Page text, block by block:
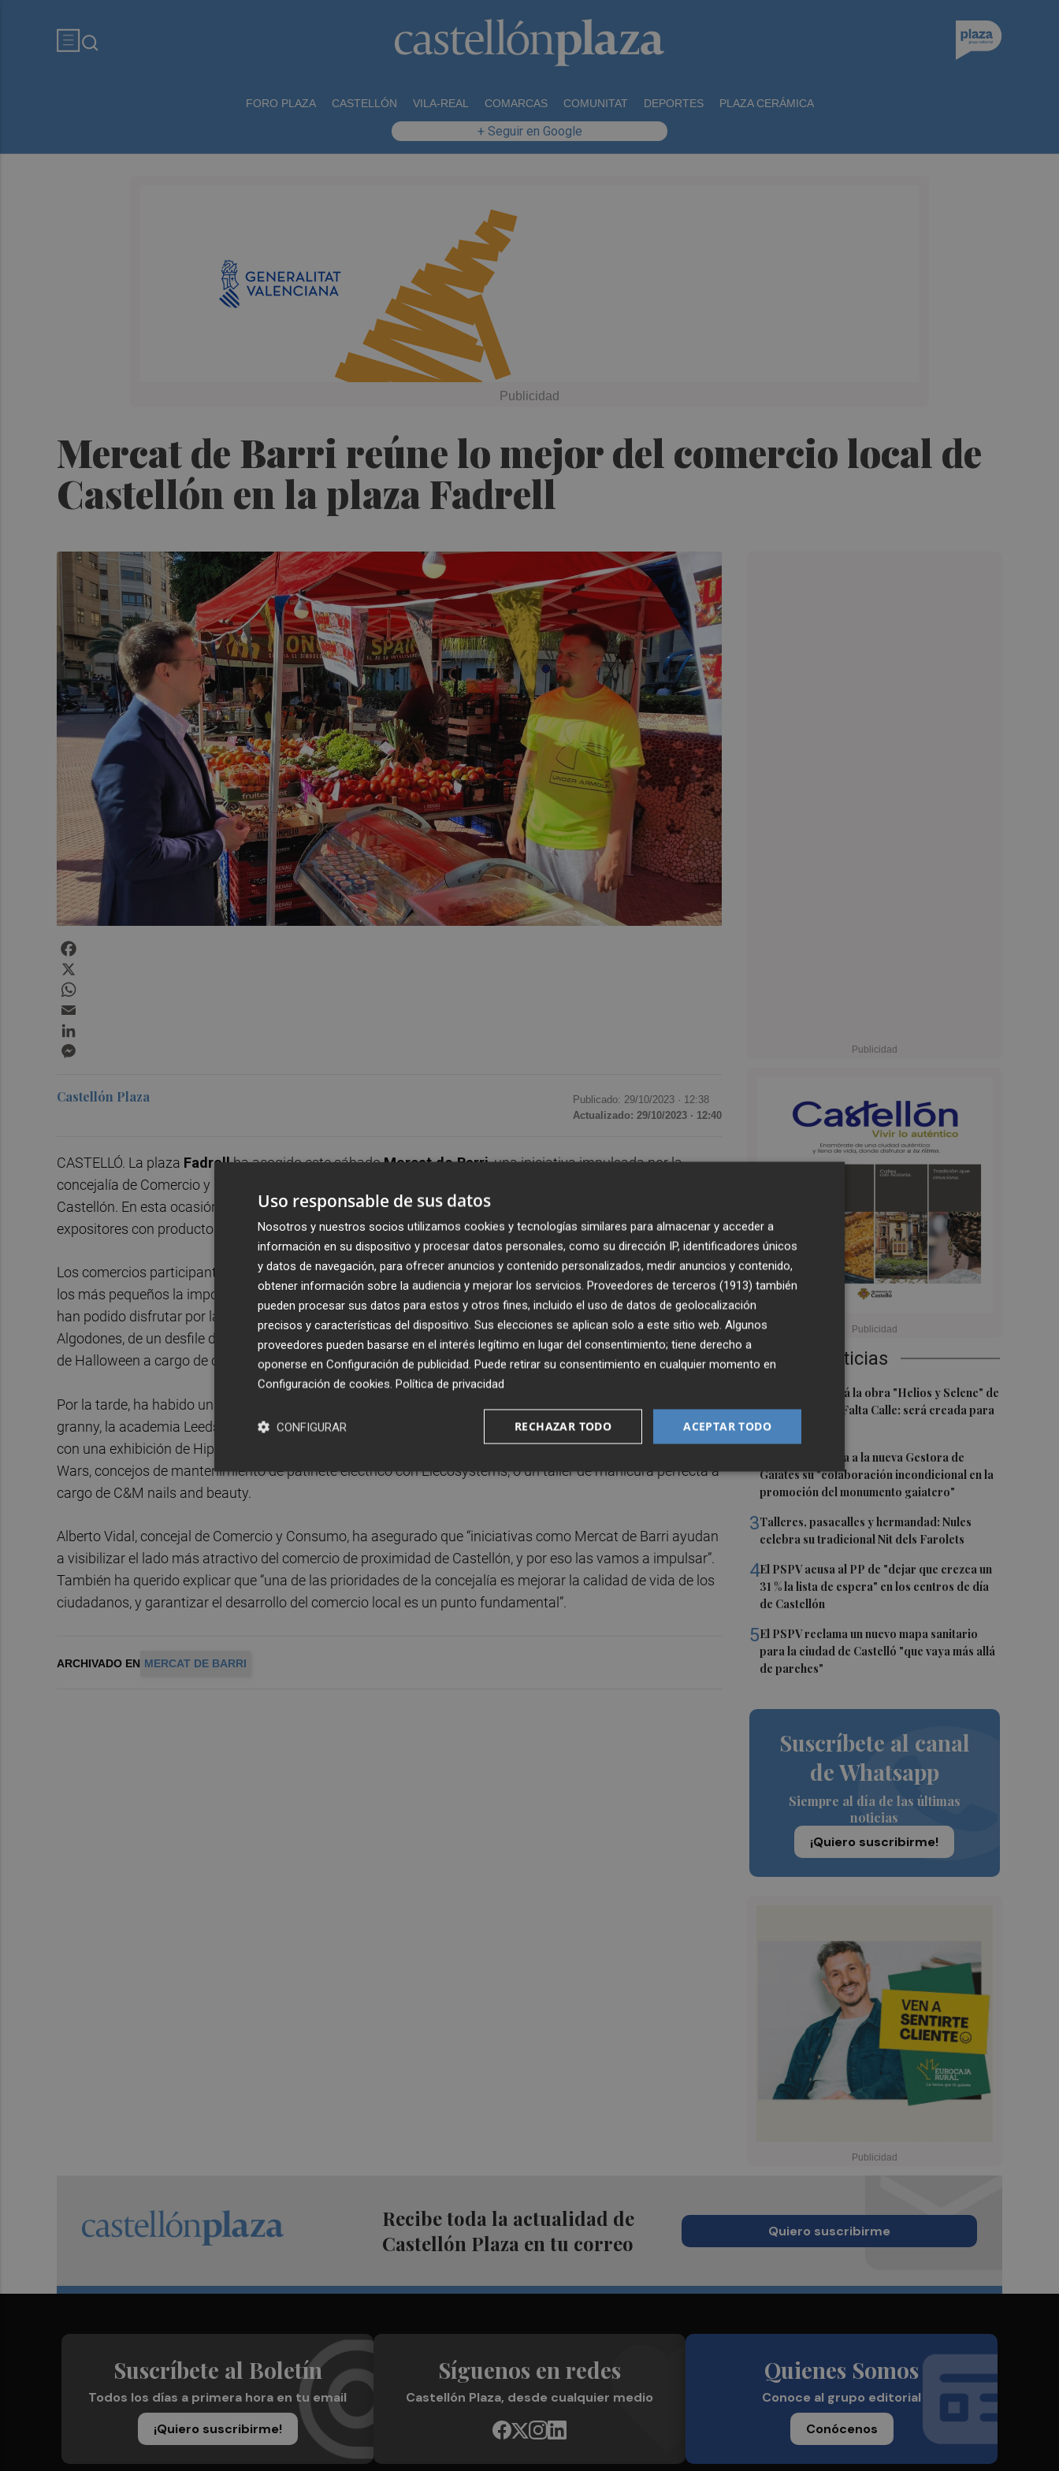
FORO PLAZA CASTELLÓN VILA-REAL COMARCAS COMUNITAT DEPORTES PLAZA CERÁMICA
+ Seguir en Google
Mercat de Barri reúne lo mejor del comercio local de
Castellón en la plaza Fadrell
Últimas Noticias
Castelló acogerá la obra "Helios y Selene" de
la compañía Te Falta Calle: será creada para
el eclipse
Castelló traslada a la nueva Gestora de
Gaiates su "colaboración incondicional en la
promoción del monumento gaiatero"
3Talleres, pasacalles y hermandad: Nules
celebra su tradicional Nit dels Farolets
4El PSPV acusa al PP de "dejar que crezca un
31 % la lista de espera" en los centros de día
de Castellón
5El PSPV reclama un nuevo mapa sanitario
para la ciudad de Castelló "que vaya más allá
de parches"
Suscríbete al canal
de Whatsapp
Siempre al día de las últimas
noticias
¡Quiero suscribirme!
Castellón Plaza Publicado: 29/10/2023 · 12:38
Actualizado: 29/10/2023 · 12:40
CASTELLÓ. La plaza Fadrellha acogido este sábadoMercat de Barri, una iniciativa impulsada por la
concejalía de Comercio y Consumo para promocionar el comercio local en los diferentes distritos de
Castellón. En esta ocasión, se han expuesto entre las 11:00 y las 19:00 de forma ininterrumpida 20
expositores con productos de tiendas de la ciudad.
Los comercios participantes también han llevado a cabo diferentes talleres infantiles con el fin de mostrar a
los más pequeños la importancia del proceso de creación del producto local. De esta forma, los asistentes
han podido disfrutar por la mañana de un taller para hacer un broche a crochet con la tienda Entre Lanas y
Algodones, de un desfile de perros en adopción por parte de Huellas Callejeras, de un concurso de disfraces
de Halloween a cargo de centro de ocio Casalduch y una exhibición de sevillanas con Coppelia.
Por la tarde, ha habido un concierto de Simago Lemon’s, Entre Lanas y Algodones ha enseñado a hacer un
granny, la academia Leeds Academy ha realizado un juego en inglés para niños y Coppelia ha cerrado el día
con una exhibición de Hip Hop y un taller de danza urbana. Además, ha habido juegos de mesa con Dice
Wars, concejos de mantenimiento de patinete eléctrico con Elecosystems, o un taller de manicura perfecta a
cargo de C&M nails and beauty.
Alberto Vidal, concejal de Comercio y Consumo, ha asegurado que “iniciativas como Mercat de Barri ayudan
a visibilizar el lado más atractivo del comercio de proximidad de Castellón, y por eso las vamos a impulsar”.
También ha querido explicar que “una de las prioridades de la concejalía es mejorar la calidad de vida de los
ciudadanos, y garantizar el desarrollo del comercio local es un punto fundamental”.
ARCHIVADO EN MERCAT DE BARRI
Recibe toda la actualidad de
Castellón Plaza en tu correo
Quiero suscribirme
Suscríbete al Boletín
Todos los días a primera hora en tu email
¡Quiero suscribirme!
Síguenos en redes
Castellón Plaza, desde cualquier medio
Quienes Somos
Conoce al grupo editorial
Conócenos
Uso responsable de sus datos
Nosotros y nuestros socios utilizamos cookies y tecnologías similares para almacenar y acceder a
información en su dispositivo y procesar datos personales, como su dirección IP, identificadores únicos
y datos de navegación, para ofrecer anuncios y contenido personalizados, medir anuncios y contenido,
obtener información sobre la audiencia y mejorar los servicios. Proveedores de terceros (1913) también
pueden procesar sus datos para estos y otros fines, incluido el uso de datos de geolocalización
precisos y características del dispositivo. Sus elecciones se aplican solo a este sitio web. Algunos
proveedores pueden basarse en el interés legítimo en lugar del consentimiento; tiene derecho a
oponerse en Configuración de publicidad. Puede retirar su consentimiento en cualquier momento en
Configuración de cookies. Política de privacidad
ACEPTAR TODO
RECHAZAR TODO
CONFIGURAR